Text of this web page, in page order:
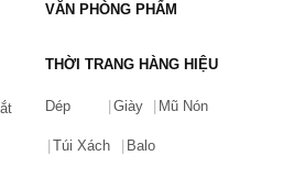
VĂN PHÒNG PHẨM
THỜI TRANG HÀNG HIỆU
Dép Giày Mũ Nón
Túi Xách Balo